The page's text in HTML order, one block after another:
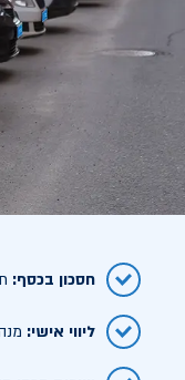
חסכון בכסף:
ליווי אישי: